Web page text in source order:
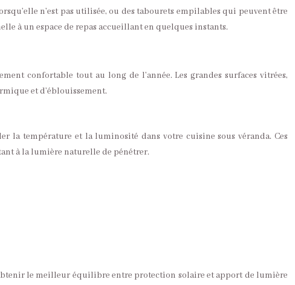
n’est pas utilisée, ou des tabourets empilables qui peuvent être
à un espace de repas accueillant en quelques instants.
confortable tout au long de l’année. Les grandes surfaces vitrées,
et d’éblouissement.
la température et la luminosité dans votre cuisine sous véranda. Ces
à la lumière naturelle de pénétrer.
le meilleur équilibre entre protection solaire et apport de lumière